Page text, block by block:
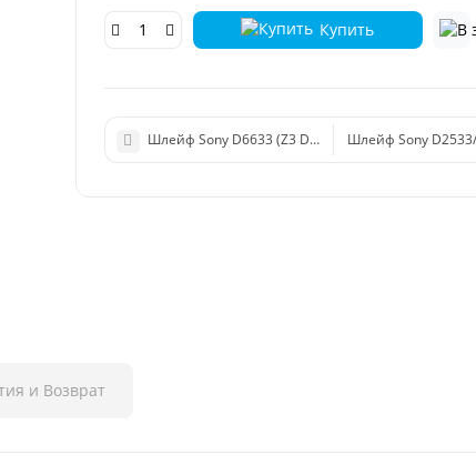
Купить
Шлейф Sony D6633 (Z3 Dual) на кнопки
Шлейф Sony
и Возврат